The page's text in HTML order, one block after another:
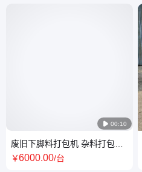
 00:10
废旧下脚料打包机 杂料打包压
缩机 10吨立式液压打包机
￥6000.00/台